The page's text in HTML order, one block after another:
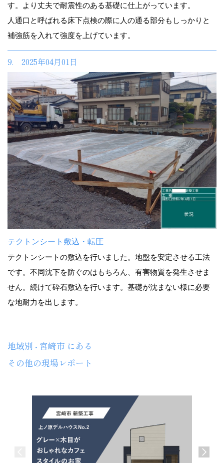
す。より丈夫で耐震性のある基礎に仕上がっています。
人通口と呼ばれる床下点検の際に人の通る部分もしっかりと
補強筋を入れて強度を上げています。
9. 2025年04月01日
テクトンシート敷込・転圧
テクトンシートの敷込を行いました。地盤を安定させる工法
です。不同沈下を防ぐのはもちろん、有害物質を発生させま
せん。続けて砕石敷込を行います。基礎が沈まない様に必要
な地耐力を出します。
地域別 - 宮崎市 にある
その他の現場レポート